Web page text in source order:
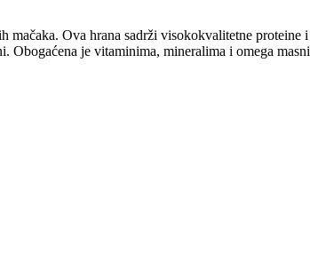
Ova hrana sadrži visokokvalitetne proteine
je vitaminima, mineralima i omega